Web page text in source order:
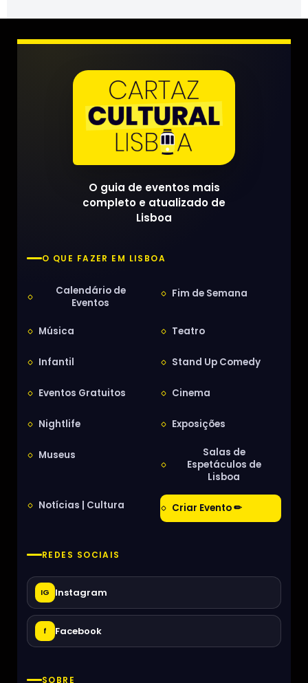
O guia de eventos mais
completo e atualizado de
Lisboa
O QUE FAZER EM LISBOA
Calendário de
Eventos
Fim de Semana
Música Teatro
Infantil Stand Up Comedy
Eventos Gratuitos Cinema
Nightlife Exposições
Museus
Salas de
Espetáculos de
Lisboa
Notícias | Cultura Criar Evento ✏
REDES SOCIAIS
IG Instagram
f Facebook
SOBRE